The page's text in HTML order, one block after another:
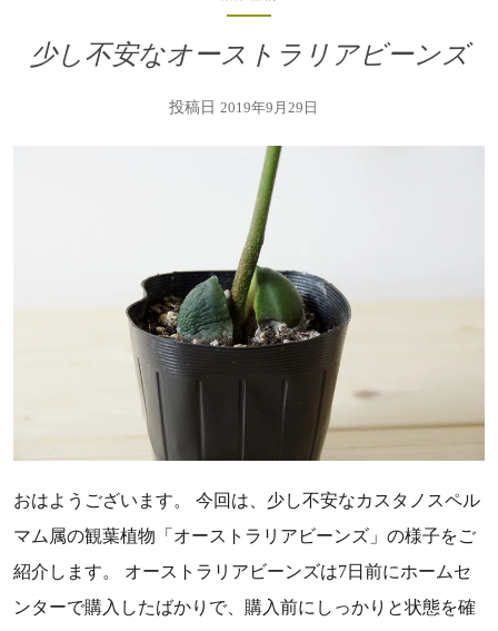
少し不安なオーストラリアビーンズ
投稿日 2019年9月29日
おはようございます。 今回は、少し不安なカスタノスペル
マム属の観葉植物「オーストラリアビーンズ」の様子をご
紹介します。 オーストラリアビーンズは7日前にホームセ
ンターで購入したばかりで、購入前にしっかりと状態を確